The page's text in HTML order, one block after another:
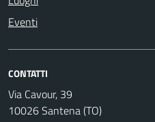
Eventi
CONTATTI
Via Cavour, 39
10026 Santena (TO)